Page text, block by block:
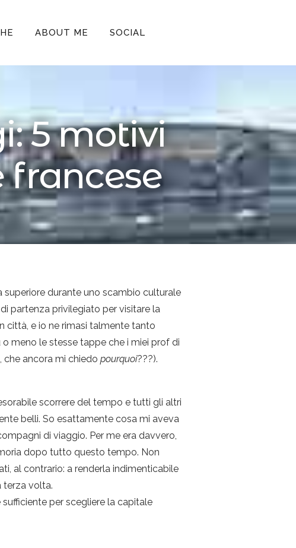
ABOUT ME SOCIAL
5 motivi
superiore durante uno scambio culturale
partenza privilegiato per visitare la
città, e io ne rimasi talmente tanto
meno le stesse tappe che i miei prof di
, che ancora mi chiedopourquoi???).
scorrere del tempo e tutti gli altri
belli. So esattamente cosa mi aveva
di viaggio. Per me era davvero,
dopo tutto questo tempo. Non
al contrario: a renderla indimenticabile
terza volta.
per scegliere la capitale